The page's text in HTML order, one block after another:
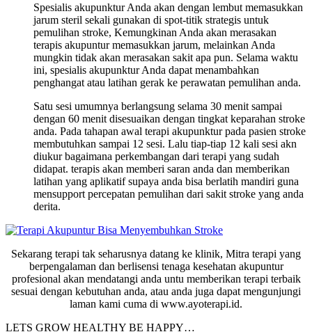
Spesialis akupunktur Anda akan dengan lembut memasukkan
jarum steril sekali gunakan di spot-titik strategis untuk
pemulihan stroke, Kemungkinan Anda akan merasakan
terapis akupuntur memasukkan jarum, melainkan Anda
mungkin tidak akan merasakan sakit apa pun. Selama waktu
ini, spesialis akupunktur Anda dapat menambahkan
penghangat atau latihan gerak ke perawatan pemulihan anda.
Satu sesi umumnya berlangsung selama 30 menit sampai
dengan 60 menit disesuaikan dengan tingkat keparahan stroke
anda. Pada tahapan awal terapi akupunktur pada pasien stroke
membutuhkan sampai 12 sesi. Lalu tiap-tiap 12 kali sesi akn
diukur bagaimana perkembangan dari terapi yang sudah
didapat. terapis akan memberi saran anda dan memberikan
latihan yang aplikatif supaya anda bisa berlatih mandiri guna
mensupport percepatan pemulihan dari sakit stroke yang anda
derita.
Sekarang terapi tak seharusnya datang ke klinik, Mitra terapi yang
berpengalaman dan berlisensi tenaga kesehatan akupuntur
profesional akan mendatangi anda untu memberikan terapi terbaik
sesuai dengan kebutuhan anda, atau anda juga dapat mengunjungi
laman kami cuma di www.ayoterapi.id.
LETS GROW HEALTHY BE HAPPY…